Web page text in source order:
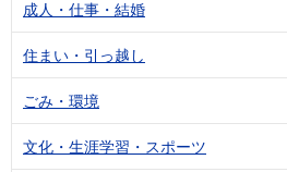
成人・仕事・結婚
住まい・引っ越し
ごみ・環境
文化・生涯学習・スポーツ